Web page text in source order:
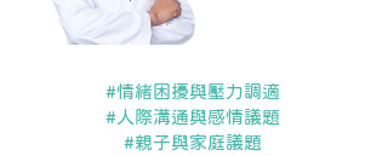
#情緒困擾與壓力調適
#人際溝通與感情議題
#親子與家庭議題